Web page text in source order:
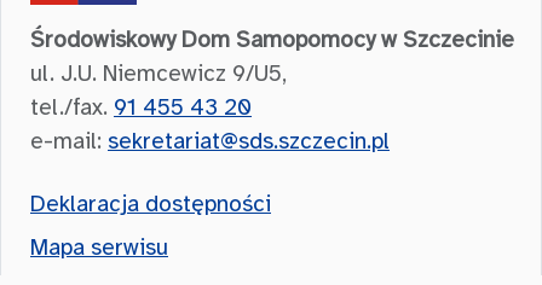
Środowiskowy Dom Samopomocy w Szczecinie
ul. J.U. Niemcewicz 9/U5,
tel./fax. 91 455 43 20
e-mail: sekretariat@sds.szczecin.pl
Deklaracja dostępności
Mapa serwisu